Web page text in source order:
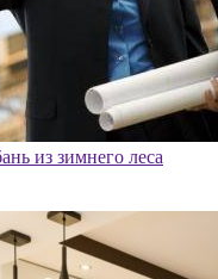
из зимнего леса